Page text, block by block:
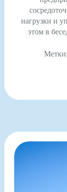
нагрузки и
этом в
Метки: